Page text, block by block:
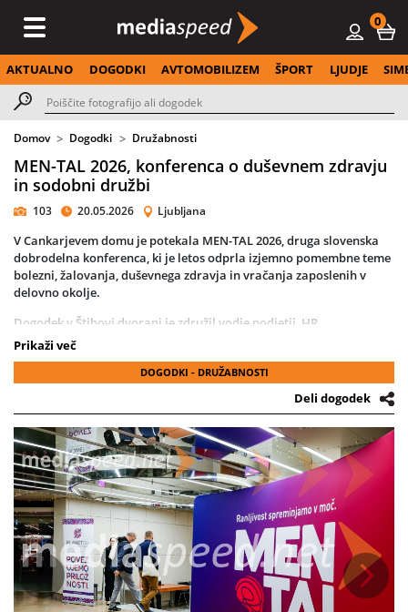
0
AKTUALNO DOGODKI AVTOMOBILIZEM ŠPORT LJUDJE
Domov Dogodki Družabnosti
MEN-TAL 2026, konferenca o duševnem zdravju
in sodobni družbi
103 20.05.2026 Ljubljana
V Cankarjevem domu je potekala MEN-TAL 2026, druga slovenska
dobrodelna konferenca, ki je letos odprla izjemno pomembne teme
bolezni, žalovanja, duševnega zdravja in vračanja zaposlenih v
delovno okolje.
Dogodek v Štihovi dvorani je združil vodje podjetij, HR
strokovnjake, terapevte, strokovnjake in posameznike z osebnimi
opozorili na pomen sočutnega ter odgovornega vodenja v najtežjih
Marko Podgornik Verdev pa je poudaril, da bolezen, izguba in
duševne stiske niso več zgolj zasebna tema posameznika, temveč
pomemben del organizacijske kulture in odgovornosti podjetij.
Program je ponudil vrsto predavanj, okroglih miz in osebnih
izpovedi o soočanju z izgubo, žalovanjem, izgorelostjo ter
vračanjem v življenje in delo po težkih življenjskih preizkušnjah.
Poseben poudarek je bil namenjen vprašanju, kako lahko podjetja
ustvarjajo varno in podporno delovno okolje, kjer posameznik v
času bolezni ali izgube ne ostane sam.
Prikaži več
DOGODKI - DRUŽABNOSTI
Deli dogodek
Prejšnja